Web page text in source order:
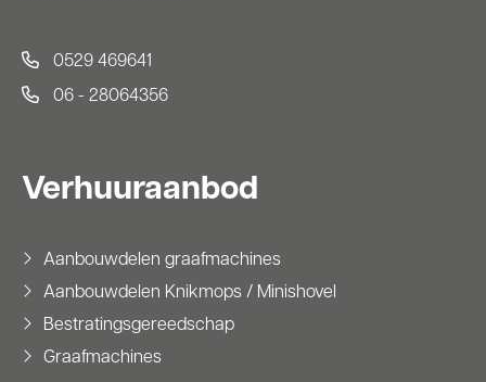
0529 469641
06 - 28064356
Verhuuraanbod
Aanbouwdelen graafmachines
Aanbouwdelen Knikmops / Minishovel
Bestratingsgereedschap
Graafmachines